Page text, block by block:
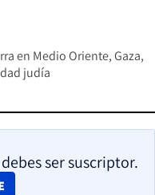
en Medio Oriente Gaza
judía
ser suscriptor.
WINDOW